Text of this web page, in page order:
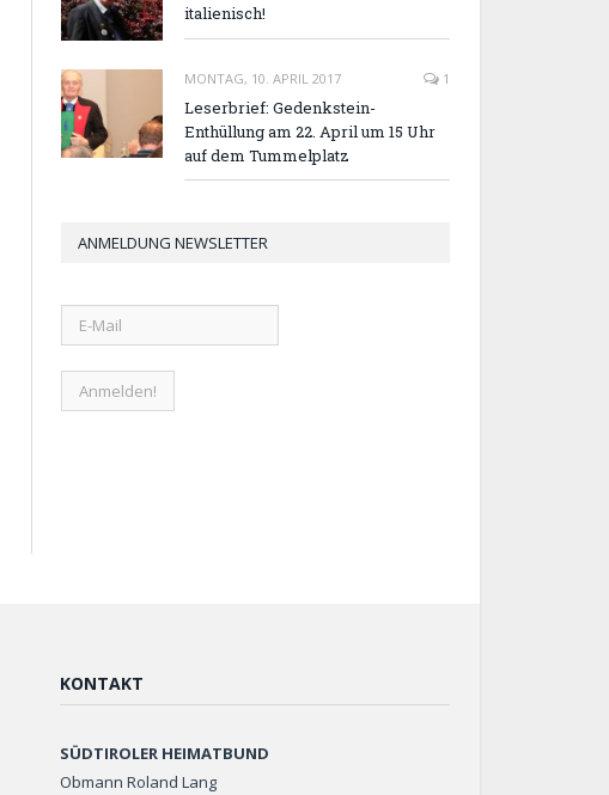
italienisch!
MONTAG, 10. APRIL 2017 1
Leserbrief: Gedenkstein-
Enthüllung am 22. April um 15 Uhr
auf dem Tummelplatz
ANMELDUNG NEWSLETTER
KONTAKT
SÜDTIROLER HEIMATBUND
Obmann Roland Lang